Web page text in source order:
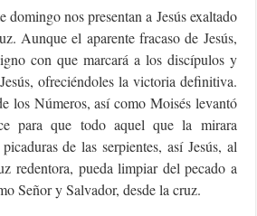
domingo nos presentan a Jesús exaltado
Aunque el aparente fracaso de Jesús,
con que marcará a los discípulos y
ofreciéndoles la victoria definitiva.
los Números, así como Moisés levantó
para que todo aquel que la mirara
de las serpientes, así Jesús, al
redentora, pueda limpiar del pecado a
Señor y Salvador, desde la cruz.